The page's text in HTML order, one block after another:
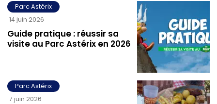
Parc Astérix
14 juin 2026
Guide pratique : réussir sa
visite au Parc Astérix en 2026
Parc Astérix
7 juin 2026